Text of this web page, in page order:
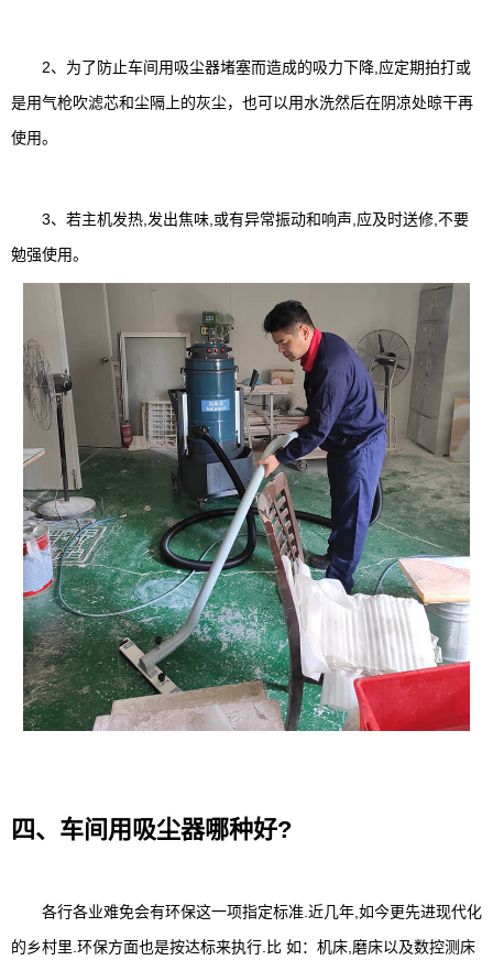
2、为了防止车间用吸尘器堵塞而造成的吸力下降,应定期拍打或
是用气枪吹滤芯和尘隔上的灰尘，也可以用水洗然后在阴凉处晾干再
使用。
3、若主机发热,发出焦味,或有异常振动和响声,应及时送修,不要
勉强使用。
四、车间用吸尘器哪种好?
各行各业难免会有环保这一项指定标准.近几年,如今更先进现代化
的乡村里.环保方面也是按达标来执行.比 如：机床,磨床以及数控测床